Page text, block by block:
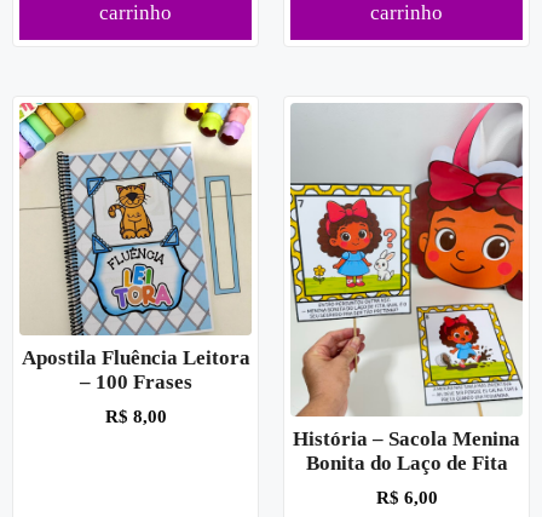
carrinho
carrinho
Apostila Fluência Leitora
– 100 Frases
R$ 8,00
História – Sacola Menina
Bonita do Laço de Fita
R$ 6,00